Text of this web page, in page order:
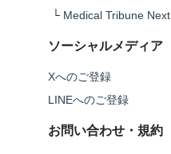
└ Medical Tribune Next
ソーシャルメディア
Xへのご登録
LINEへのご登録
お問い合わせ・規約